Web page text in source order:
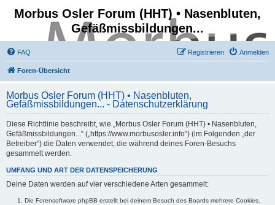
Morbus Osler Forum (HHT) • Nasenbluten,
Gefäßmissbildungen...
FAQ Anmelden
Registrieren
Foren-Übersicht
Morbus Osler Forum (HHT) • Nasenbluten,
Gefäßmissbildungen... - Datenschutzerklärung
Diese Richtlinie beschreibt, wie „Morbus Osler Forum (HHT) • Nasenbluten,
Gefäßmissbildungen...“ („https://www.morbusosler.info“) (im Folgenden „der
Betreiber“) die Daten verwendet, die während deines Foren-Besuchs
gesammelt werden.
UMFANG UND ART DER DATENSPEICHERUNG
Deine Daten werden auf vier verschiedene Arten gesammelt:
Die Forensoftware phpBB erstellt bei deinem Besuch des Boards mehrere Cookies.